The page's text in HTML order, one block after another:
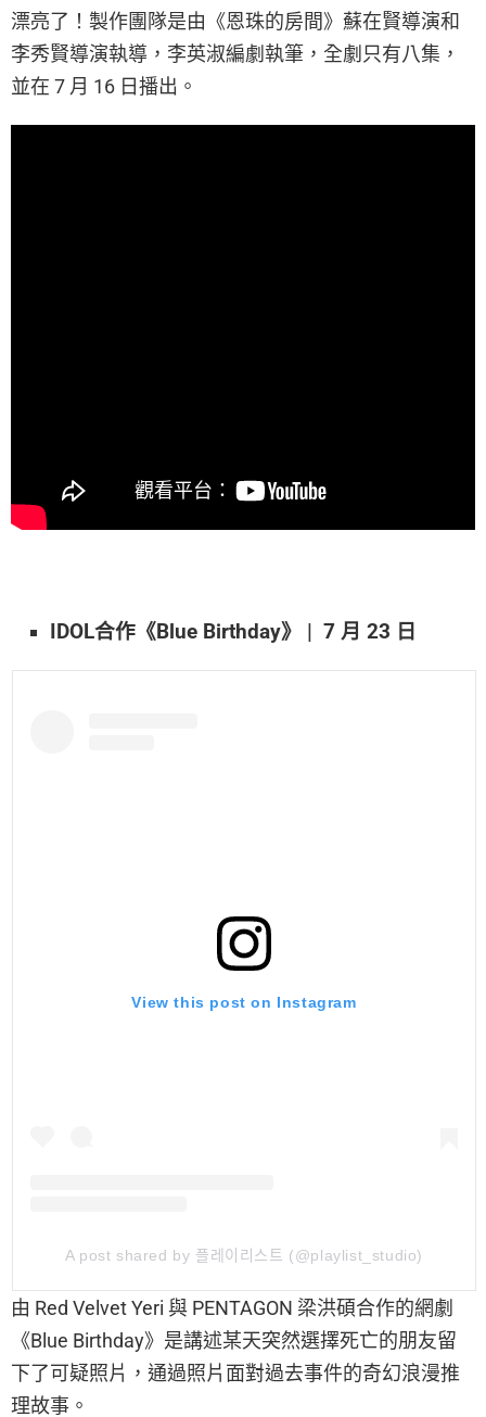
漂亮了！製作團隊是由《恩珠的房間》蘇在賢導演和
李秀賢導演執導，李英淑編劇執筆，全劇只有八集，
並在 7 月 16 日播出。
IDOL合作《Blue Birthday》 | 7 月 23 日
View this post on Instagram
A post shared by 플레이리스트 (@playlist_studio)
由 Red Velvet Yeri 與 PENTAGON 梁洪碩合作的網劇
《Blue Birthday》是講述某天突然選擇死亡的朋友留
下了可疑照片，通過照片面對過去事件的奇幻浪漫推
理故事。